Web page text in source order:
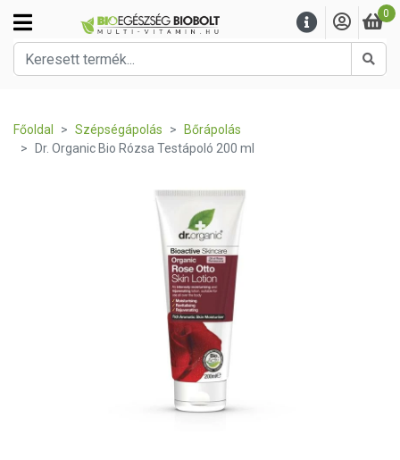
0
Főoldal Szépségápolás
Bőrápolás
Dr. Organic Bio Rózsa Testápoló 200 ml